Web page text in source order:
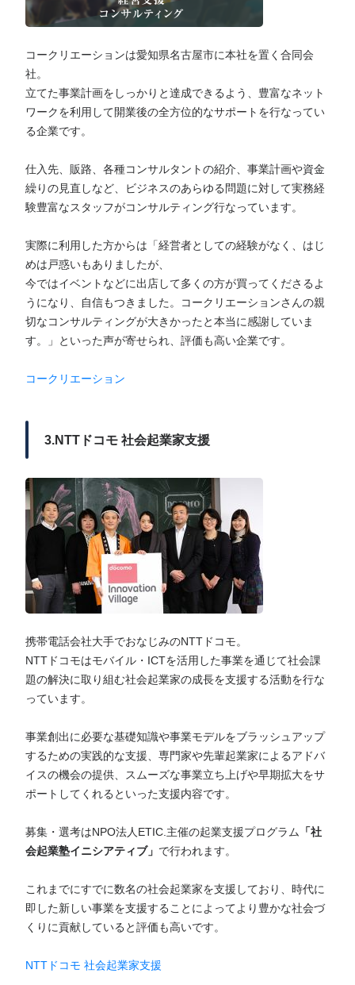
コークリエーションは愛知県名古屋市に本社を置く合同会
社。
立てた事業計画をしっかりと達成できるよう、豊富なネット
ワークを利用して開業後の全方位的なサポートを行なってい
る企業です。
仕入先、販路、各種コンサルタントの紹介、事業計画や資金
繰りの見直しなど、ビジネスのあらゆる問題に対して実務経
験豊富なスタッフがコンサルティング行なっています。
実際に利用した方からは「経営者としての経験がなく、はじ
めは戸惑いもありましたが、
今ではイベントなどに出店して多くの方が買ってくださるよ
うになり、自信もつきました。コークリエーションさんの親
切なコンサルティングが大きかったと本当に感謝していま
す。」といった声が寄せられ、評価も高い企業です。
コークリエーション
3.NTTドコモ 社会起業家支援
携帯電話会社大手でおなじみのNTTドコモ。
NTTドコモはモバイル・ICTを活用した事業を通じて社会課
題の解決に取り組む社会起業家の成長を支援する活動を行な
っています。
事業創出に必要な基礎知識や事業モデルをブラッシュアップ
するための実践的な支援、専門家や先輩起業家によるアドバ
イスの機会の提供、スムーズな事業立ち上げや早期拡大をサ
ポートしてくれるといった支援内容です。
募集・選考はNPO法人ETIC.主催の起業支援プログラム 「社
会起業塾イニシアティブ」 で行われます。
これまでにすでに数名の社会起業家を支援しており、時代に
即した新しい事業を支援することによってより豊かな社会づ
くりに貢献していると評価も高いです。
NTTドコモ 社会起業家支援